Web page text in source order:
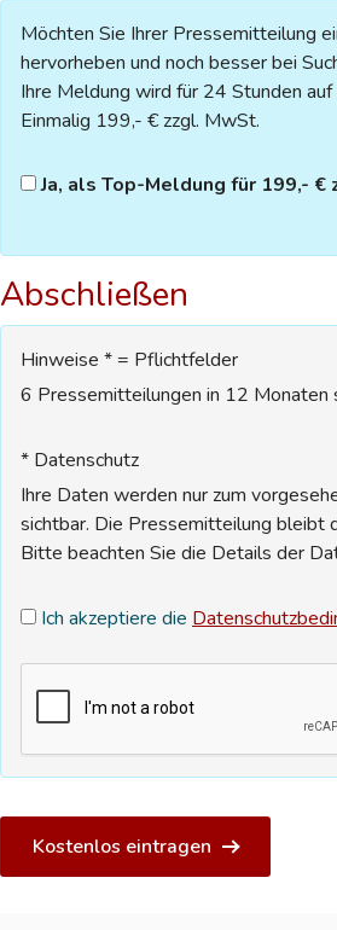
Möchten Sie Ihrer Pressemitteilung
hervorheben und noch besser bei
Ihre Meldung wird für 24 Stunden
Einmalig 199,- € zzgl. MwSt.
Ja, als Top-Meldung für 199,- €
Abschließen
Hinweise * = Pflichtfelder
6 Pressemitteilungen in 12 Monaten
* Datenschutz
Ihre Daten werden nur zum
sichtbar. Die Pressemitteilung bleibt
Bitte beachten Sie die Details der
Ich akzeptiere die
Kostenlos eintragen